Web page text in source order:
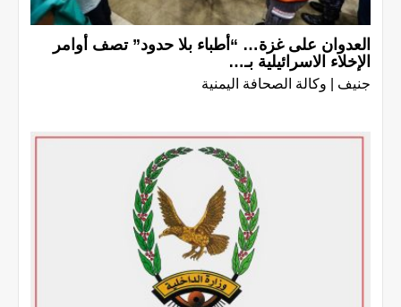
العدوان على غزة… “أطباء بلا حدود” تصف أوامر
الإخلاء الاسرائيلية بـ…
جنيف | وكالة الصحافة اليمنية